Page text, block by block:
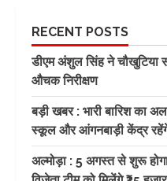
RECENT POSTS
डीएम अंशुल सिंह ने चौखुटिया
औचक निरीक्षण
बड़ी खबर : भारी बारिश का
स्कूल और आंगनबाड़ी केंद्र
अल्मोड़ा : 5 अगस्त से शुरू